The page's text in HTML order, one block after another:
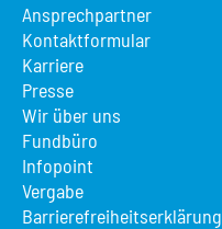
Ansprechpartner
Kontaktformular
Karriere
Presse
Wir über uns
Fundbüro
Infopoint
Vergabe
Barrierefreiheitserklärung